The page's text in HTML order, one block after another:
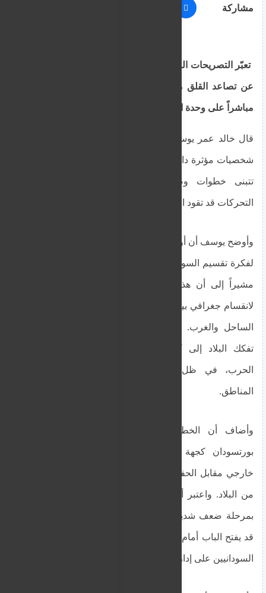
مشاركة
تعبّر التصريحات الصادرة عن قيادي في تحالف صمود
عن تصاعد القلق من توجهات سياسية يعتبرها خطراً
مباشراً على وحدة السودان واستقراره.
قال خالد عمر يوسف، القيادي في تحالف صمود، إن
شخصيات مؤثرة داخل السلطة القائمة في بورتسودان
تتبنى خطوات وصفها بالخطيرة، مؤكداً أن هذه
التحركات قد تقود البلاد إلى عواقب بالغة.
وأوضح يوسف أن أولى هذه الخطوات تتمثل في الترويج
لفكرة تقسيم السودان باعتبارها مخرجاً للنزاع الحالي،
مشيراً إلى أن هذا الطرح يقوم على تصور مبسط
لانقسام جغرافي بين مناطق شرق وغرب النيل أو بين
الساحل والغرب. وقال إن هذا المسار سيؤدي إلى
تفكك البلاد إلى كيانات صغيرة تخضع لنفوذ قادة
الحرب، في ظل تصاعد التوترات داخل مختلف
المناطق.
وأضاف أن الخطوة الثانية تتعلق بمحاولة تقديم
بورتسودان كجهة مستعدة للتعامل مع أي طرف
خارجي مقابل الحفاظ على السلطة في نطاق محدود
من البلاد. واعتبر أن هذا النهج يضع الدولة، التي تمر
بمرحلة ضعف شديد، في مواقف تتجاوز قدراتها، مما
قد يفتح الباب أمام تدخلات خارجية واسعة ويقيد قدرة
السودانيين على إدارة شؤونهم.